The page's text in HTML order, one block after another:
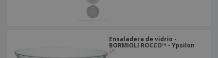
Ensaladera de vidrio -
BORMIOLI ROCCO™ - Ypsilon